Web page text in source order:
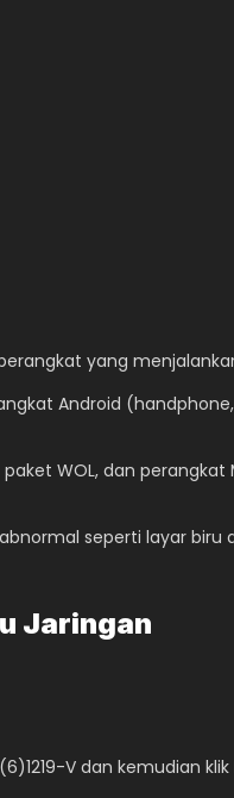
yang
Android
WOL, dan
seperti layar biru
Jaringan
V dan kemudian klik